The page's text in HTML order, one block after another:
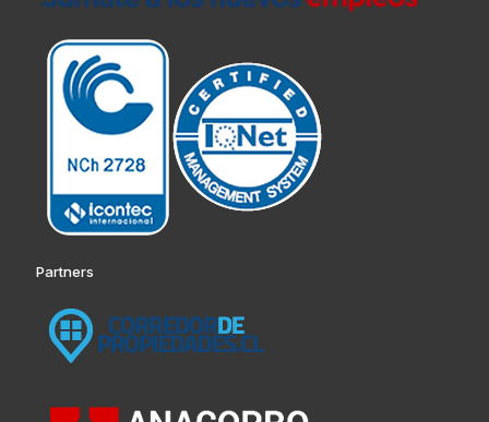
Partners